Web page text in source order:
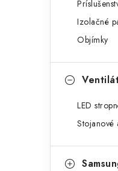
Izolačné
Objímky
LED
Stojanové